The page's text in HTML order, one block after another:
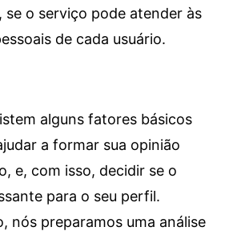
se o serviço pode atender às
de cada usuário.
alguns fatores básicos
a formar sua opinião
e, com isso, decidir se o
para o seu perfil.
nós preparamos uma análise